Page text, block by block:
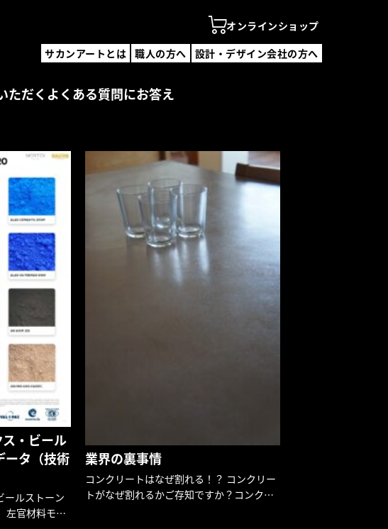
オンラインショップ
サカンアートとは 職人の方へ
設計・デザイン会社の方へ
サカンアートとは
設計・デザイン会社の方へ
MENU
事例一覧
職人一覧
設計・デザイン会社一覧
コラム
FAQ
講習会・説明会
お問い合わせ
事例登録フォーム
ただくよくある質問にお答え
・ビール
ータ（技術
ールストーン
左官材料モー
業界の裏事情
コンクリートはなぜ割れる！？ コンクリー
トがなぜ割れるかご存知ですか？コンク